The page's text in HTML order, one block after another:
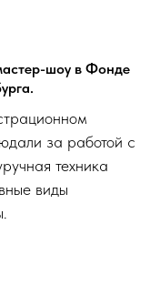
шоу в Фонде
за работой с
техника
виды